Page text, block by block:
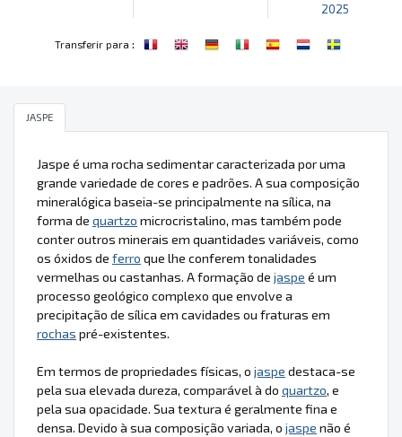
2025
Transferir para :
JASPE
Jaspe é uma rocha sedimentar caracterizada por uma
grande variedade de cores e padrões. A sua composição
mineralógica baseia-se principalmente na sílica, na
forma de quartzo microcristalino, mas também pode
conter outros minerais em quantidades variáveis, como
os óxidos de ferro que lhe conferem tonalidades
vermelhas ou castanhas. A formação de jaspe é um
processo geológico complexo que envolve a
precipitação de sílica em cavidades ou fraturas em
rochas pré-existentes.
Em termos de propriedades físicas, o jaspe destaca-se
pela sua elevada dureza, comparável à do quartzo, e
pela sua opacidade. Sua textura é geralmente fina e
densa. Devido à sua composição variada, o jaspe não é